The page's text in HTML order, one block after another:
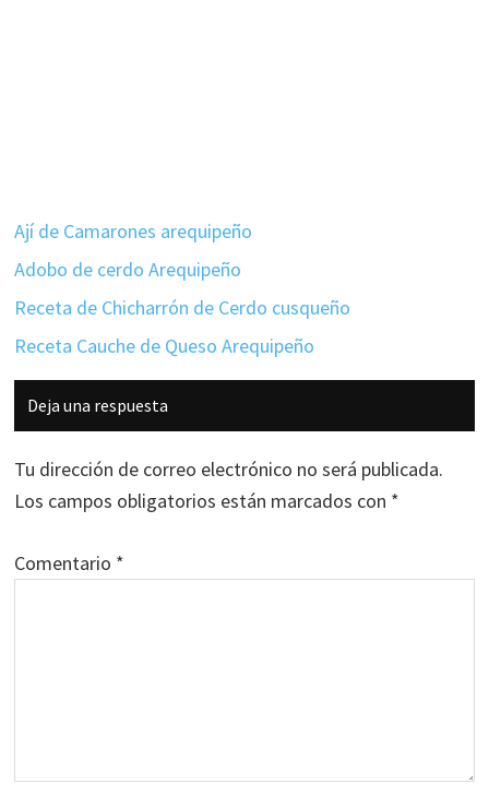
Ají de Camarones arequipeño
Adobo de cerdo Arequipeño
Receta de Chicharrón de Cerdo cusqueño
Receta Cauche de Queso Arequipeño
Interacciones
con
los
lectores
Deja una respuesta
Tu dirección de correo electrónico no será publicada.
Los campos obligatorios están marcados con *
Comentario *